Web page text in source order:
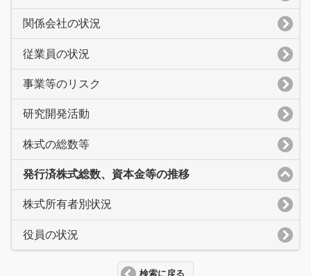
関係会社の状況
従業員の状況
事業等のリスク
研究開発活動
株式の総数等
発行済株式総数、資本金等の推移
株式所有者別状況
役員の状況
検索に戻る